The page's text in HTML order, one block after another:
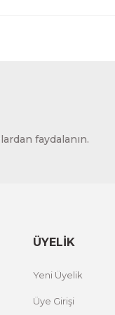
faydalanın.
ÜYELİK
Yeni Üyelik
Üye Girişi